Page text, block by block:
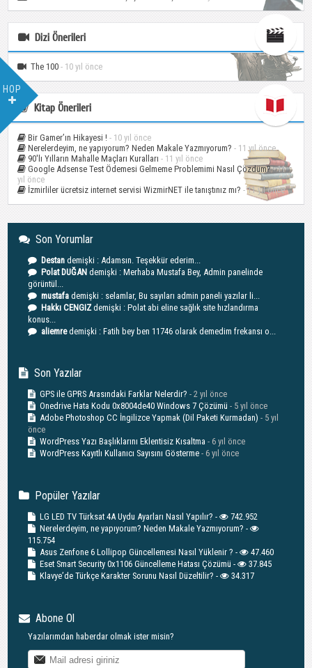
HOP
Dizi Önerileri
The 100 - 10 yıl önce
Kitap Önerileri
Bir Gamer’ın Hikayesi ! - 10 yıl önce
Nerelerdeyim, ne yapıyorum? Neden Makale Yazmıyorum? - 11 yıl önce
90′lı Yılların Mahalle Maçları Kuralları - 11 yıl önce
Google Adsense Test Ödemesi Gelmeme Problemimi Nasıl Çözdüm?- 11
yıl önce
İzmirliler ücretsiz internet servisi WizmirNET ile tanıştınız mı? - 11 yıl önce
Son Yorumlar
Destan demişki : Adamsın. Teşekkür ederim...
Polat DUĞAN demişki : Merhaba Mustafa Bey, Admin panelinde
görüntül...
mustafa demişki : selamlar, Bu sayıları admin paneli yazılar li...
Hakkı CENGIZ demişki : Polat abi eline sağlık site hızlandırma
konus...
aliemredemişki : Fatih bey ben 11746 olarak demedim frekansı o...
Son Yazılar
GPS ile GPRS Arasındaki Farklar Nelerdir? - 2 yıl önce
Onedrive Hata Kodu 0x8004de40 Windows 7 Çözümü - 5 yıl önce
Adobe Photoshop CC İngilizce Yapmak (Dil Paketi Kurmadan) - 5 yıl
önce
WordPress Yazı Başlıklarını Eklentisiz Kısaltma - 6 yıl önce
WordPress Kayıtlı Kullanıcı Sayısını Gösterme - 6 yıl önce
Popüler Yazılar
LG LED TV Türksat 4A Uydu Ayarları Nasıl Yapılır? -
742.952
Nerelerdeyim, ne yapıyorum? Neden Makale Yazmıyorum? -
115.754
Asus Zenfone 6 Lollipop Güncellemesi Nasıl Yüklenir ? -
47.460
Eset Smart Security 0x1106 Güncelleme Hatası Çözümü -
37.845
Klavye’de Türkçe Karakter Sorunu Nasıl Düzeltilir? -
34.317
Abone Ol
Yazılarımdan haberdar olmak ister misin?